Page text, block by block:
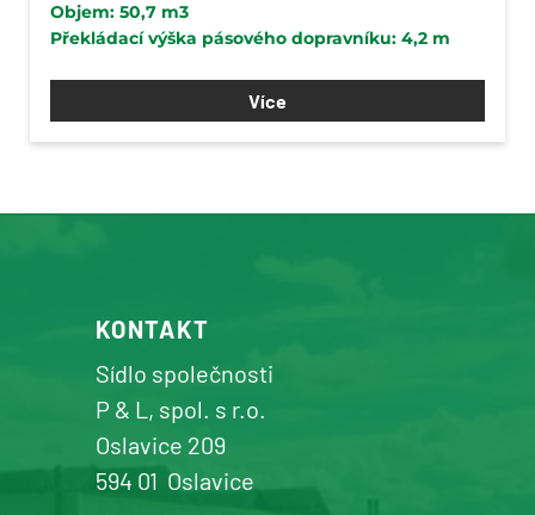
Objem: 50,7 m3
Překládací výška pásového dopravníku: 4,2 m
Více
KONTAKT
Sídlo společnosti
P & L, spol. s r.o.
Oslavice 209
594 01 Oslavice